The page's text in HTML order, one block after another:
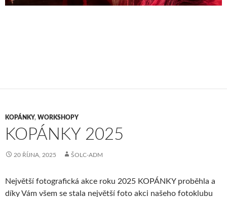
KOPÁNKY, WORKSHOPY
KOPÁNKY 2025
20 ŘÍJNA, 2025 ŠOLC-ADM
Největší fotografická akce roku 2025 KOPÁNKY proběhla a
díky Vám všem se stala největší foto akci našeho fotoklubu